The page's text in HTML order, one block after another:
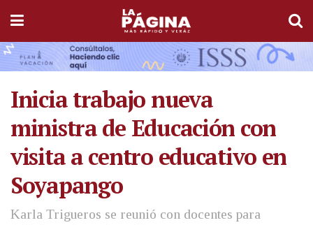
Inicia trabajo nueva
ministra de Educación con
visita a centro educativo en
Soyapango
Karla Trigueros se reunió con docentes para